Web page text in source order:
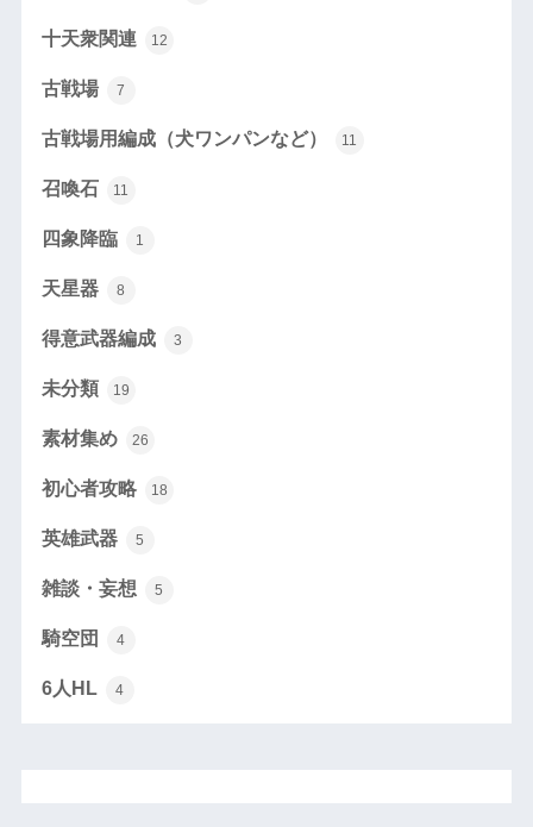
十天衆関連 12
古戦場 7
古戦場用編成（犬ワンパンなど） 11
召喚石 11
四象降臨 1
天星器 8
得意武器編成 3
未分類 19
素材集め 26
初心者攻略 18
英雄武器 5
雑談・妄想 5
騎空団 4
6人HL 4